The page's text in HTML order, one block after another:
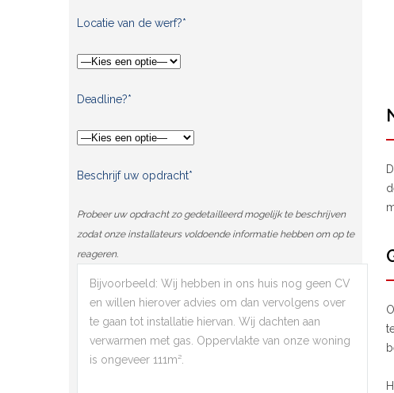
Locatie van de werf?*
Deadline?*
Beschrijf uw opdracht*
Probeer uw opdracht zo gedetailleerd mogelijk te beschrijven
zodat onze installateurs voldoende informatie hebben om op te
reageren.